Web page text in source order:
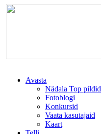
Avasta
Nädala Top pildid
Fotoblogi
Konkursid
Vaata kasutajaid
Kaart